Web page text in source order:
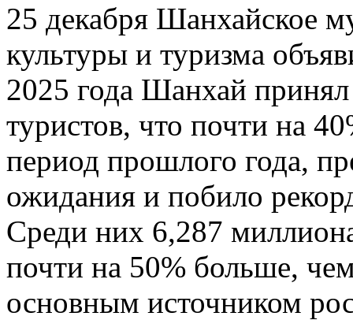
25 декабря Шанхайское
культуры и туризма
2025 года Шанхай
туристов, что почти на
период прошлого года,
ожидания и побило
Среди них 6,287
почти на 50% больше,
основным источником